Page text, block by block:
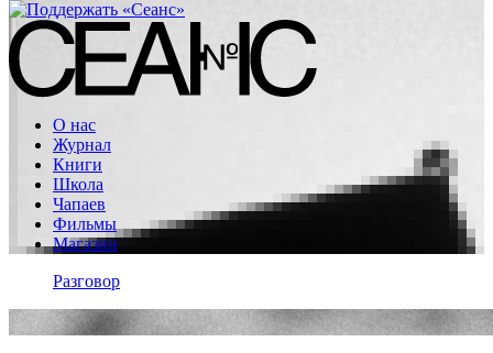
О нас
Журнал
Книги
Школа
Чапаев
Фильмы
Магазин
Разговор